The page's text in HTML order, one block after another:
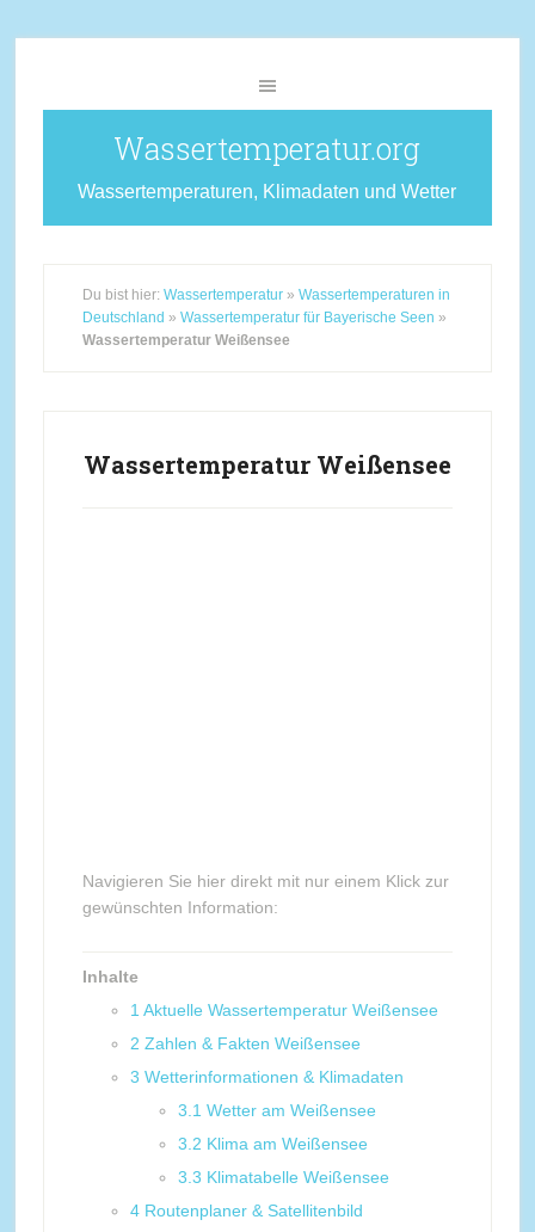
Wassertemperatur.org
Wassertemperaturen, Klimadaten und Wetter
Du bist hier: Wassertemperatur» Wassertemperaturen in
Deutschland » Wassertemperatur für Bayerische Seen »
Wassertemperatur Weißensee
Wassertemperatur Weißensee
Navigieren Sie hier direkt mit nur einem Klick zur
gewünschten Information:
Inhalte
1 Aktuelle Wassertemperatur Weißensee
2 Zahlen & Fakten Weißensee
3 Wetterinformationen & Klimadaten
3.1 Wetter am Weißensee
3.2 Klima am Weißensee
3.3 Klimatabelle Weißensee
4 Routenplaner & Satellitenbild